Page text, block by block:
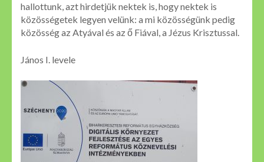
hallottunk, azt hirdetjük nektek is, hogy nektek is
közösségetek legyen velünk: a mi közösségünk pedig
közösség az Atyával és az ő Fiával, a Jézus Krisztussal.
János I. levele